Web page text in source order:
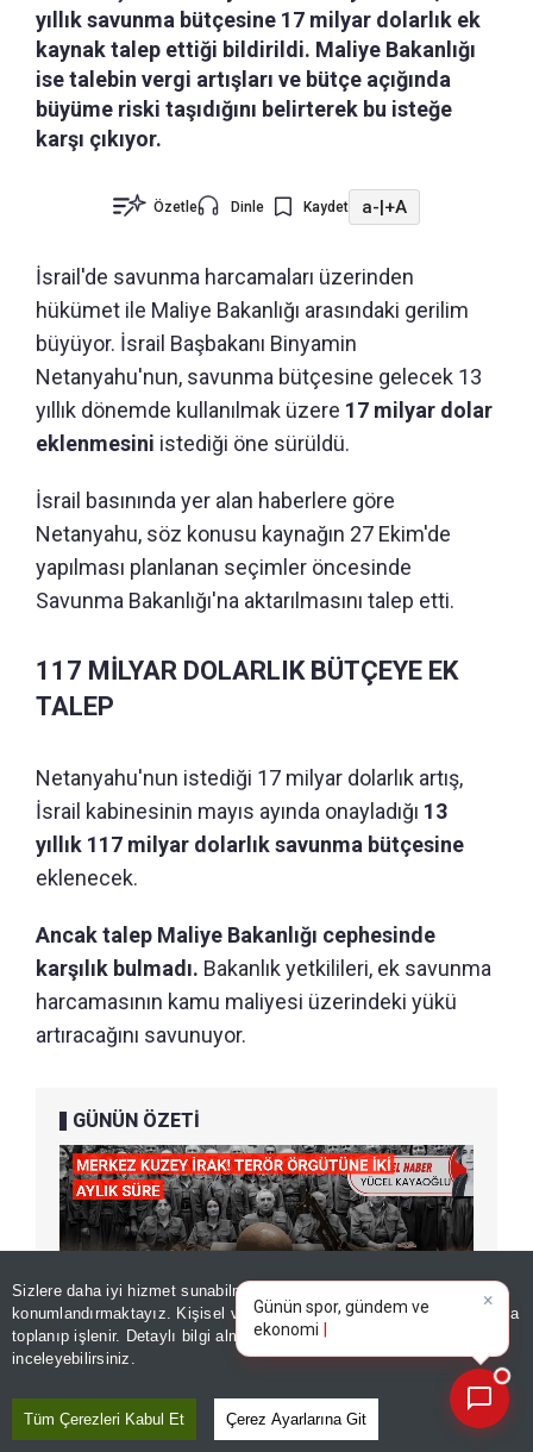
Sizlere daha iyi hizmet sunabilmek adına sitemizde
konumlandırmaktayız. Kişisel verileriniz, KVKK ve GDPR kapsamında
toplanıp işlenir. Detaylı bilgi almak içinAydınlatma Metnimizi
inceleyebilirsiniz.
Tüm Çerezleri Kabul Et Çerez Ayarlarına Git
yıllık savunma bütçesine 17 milyar dolarlık ek
kaynak talep ettiği bildirildi. Maliye Bakanlığı
ise talebin vergi artışları ve bütçe açığında
büyüme riski taşıdığını belirterek bu isteğe
karşı çıkıyor.
Özetle Dinle Kaydet a-|+A
İsrail'de savunma harcamaları üzerinden
hükümet ile Maliye Bakanlığı arasındaki gerilim
büyüyor. İsrail Başbakanı Binyamin
Netanyahu'nun, savunma bütçesine gelecek 13
yıllık dönemde kullanılmak üzere 17 milyar dolar
eklenmesini istediği öne sürüldü.
İsrail basınında yer alan haberlere göre
Netanyahu, söz konusu kaynağın 27 Ekim'de
yapılması planlanan seçimler öncesinde
Savunma Bakanlığı'na aktarılmasını talep etti.
117 MİLYAR DOLARLIK BÜTÇEYE EK
TALEP
Netanyahu'nun istediği 17 milyar dolarlık artış,
İsrail kabinesinin mayıs ayında onayladığı 13
yıllık 117 milyar dolarlık savunma bütçesine
eklenecek.
Ancak talep Maliye Bakanlığı cephesinde
karşılık bulmadı. Bakanlık yetkilileri, ek savunma
harcamasının kamu maliyesi üzerindeki yükü
artıracağını savunuyor.
GÜNÜN ÖZETİ
×
Günün spor, gündem ve
ekonomi gelişmelerini analiz
edin!